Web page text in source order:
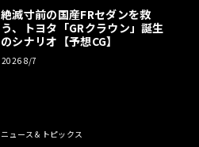
絶滅寸前の国産FRセダンを救
う、トヨタ「GRクラウン」誕生
のシナリオ【予想CG】
2026 8/7
ニュース＆トピックス